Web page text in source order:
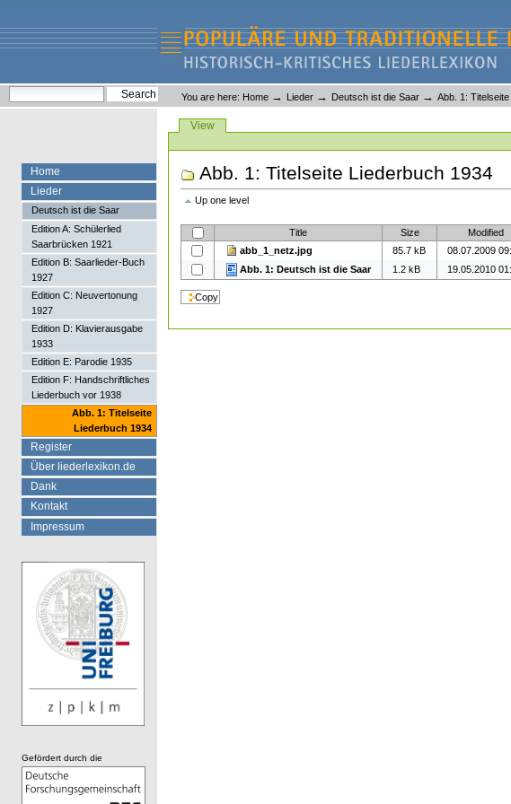
content.
navigation
Liederlexikon
Personal
tools
You are here: Home → Lieder → Deutsch ist die Saar → Abb. 1:
ViewsView
Abb. 1: Titelseite Liederbuch 1934
Up one level
Title Size Modified
abb_1_netz.jpg
85.7 kB 08.07.2009
Abb. 1: Deutsch ist die Saar
1.2 kB 19.05.2010
Home
Lieder
Deutsch ist die Saar
Edition A: Schülerlied
Saarbrücken 1921
Edition B: Saarlieder-Buch
1927
Edition C: Neuvertonung
1927
Edition D: Klavierausgabe
1933
Edition E: Parodie 1935
Edition F: Handschriftliches
Liederbuch vor 1938
Abb. 1: Titelseite
Liederbuch 1934
Register
Über liederlexikon.de
Dank
Kontakt
Impressum
Gefördert durch die